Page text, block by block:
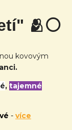
🫂⚪
kovovým
, tajemné
- více